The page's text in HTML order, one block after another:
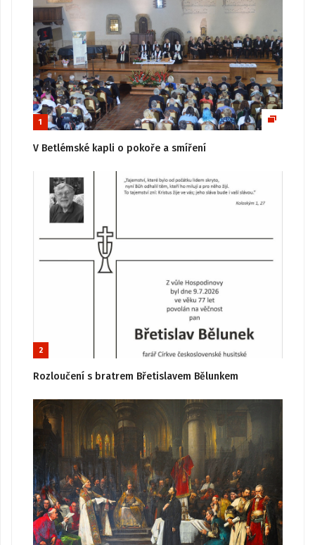
1
V Betlémské kapli o pokoře a smíření
2
Rozloučení s bratrem Břetislavem Bělunkem